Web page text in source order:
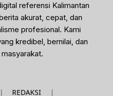
referensi Kalimantan
akurat, cepat, dan
profesional. Kami
kredibel, bernilai, dan
| REDAKSI |